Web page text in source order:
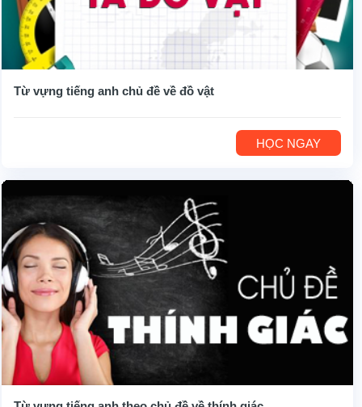
Từ vựng tiếng anh chủ đề về đồ vật
HỌC NGAY